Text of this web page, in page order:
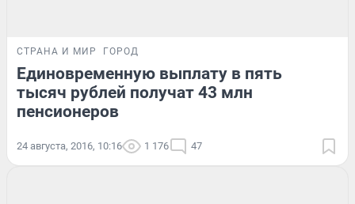
СТРАНА И МИР ГОРОД
Единовременную выплату в пять
тысяч рублей получат 43 млн
пенсионеров
24 августа, 2016, 10:16 1 176 47